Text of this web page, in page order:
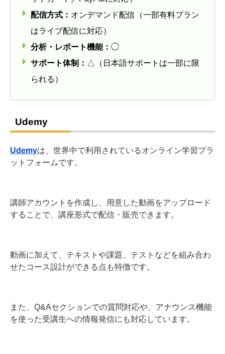
配信方式： オンデマンド配信（一部有料プラン
はライブ配信に対応）
分析・レポート機能： ◯
サポート体制： △（日本語サポートは一部に限
られる）
Udemy
Udemyは、世界中で利用されているオンライン学習プラ
ットフォームです。
講師アカウントを作成し、用意した動画をアップロード
することで、講座形式で配信・販売できます。
動画に加えて、テキストや課題、テストなどを組み合わ
せたコース設計ができる点も特徴です。
また、Q&Aセクションでの質問対応や、アナウンス機能
を使った受講生への情報発信にも対応しています。